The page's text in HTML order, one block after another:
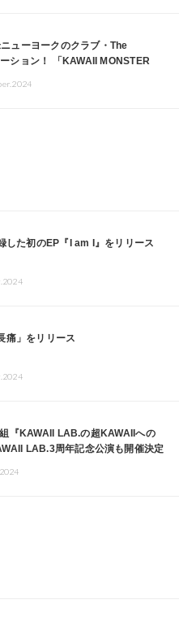
ューヨークのクラブ・The
ション！ 「KAWAII MONSTER
した初のEP『I am I』をリリース
痛」をリリース
『KAWAII LAB.の超KAWAIIへの
LAB.3周年記念公演も開催決定